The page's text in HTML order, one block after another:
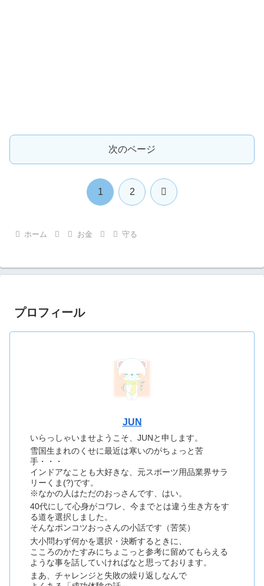
次のページ
1 2 次
ホーム お金 守る
プロフィール
JUN
いらっしゃいませようこそ、JUNと申します。
雪国生まれのくせに最近は寒いのがちょっと苦
手・・・
インドアなことも大好きな、元スポーツ用品業界サラ
リーくま(?)です。
※なかの人はただのおっさんです、はい。
40代にして心身がコワレ、今までとは違う生き方をす
る道を選択しました。
そんなポンコツおっさんの小話です（苦笑）
大小問わず何かを選択・決断するときに、
こころのかたすみにちょこっと参考に留めてもらえる
ような事を話していければなと思っております。
まあ、チャレンジと失敗の繰り返しなんで